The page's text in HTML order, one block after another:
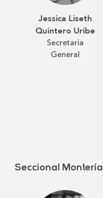
Jessica Liseth
Quintero Uribe
Secretaria
General
Seccional Montería